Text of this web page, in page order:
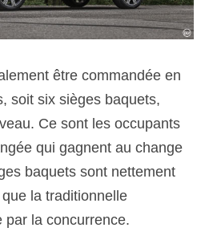
être commandée en
soit six sièges baquets,
Ce sont les occupants
qui gagnent au change
baquets sont nettement
la traditionnelle
par la concurrence.